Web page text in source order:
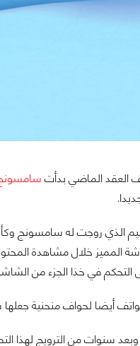
الماضي بدأت
الذي روجت له سامسونج
المميز خلال مشاهدة
التحكم في خذا الجزء من
أيضا لحواف منحنية
وبعد سنوات من الترويج